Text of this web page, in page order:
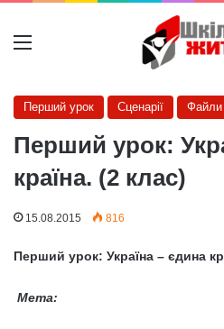
Меню
Перший урок Сценарії Файли
Перший урок:
країна. (2 клас)
15.08.2015 816
Перший урок: Україна – єдина
Мета: